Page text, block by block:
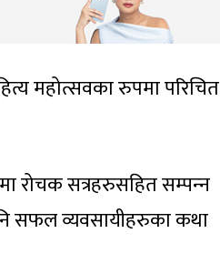
महोत्सवका रुपमा परिचित
रोचक सत्रहरुसहित सम्पन्‍न
सफल व्यवसायीहरुका कथा